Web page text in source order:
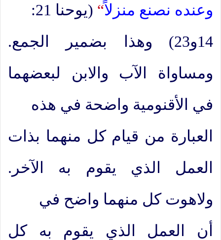
وعنده نصنع منزلاً“ (يوحنا 21:
14و23) وهذا بضمير الجمع.
ومساواة الآب والابن لبعضهما
في الأقنومية واضحة في هذه
العبارة من قيام كل منهما بذات
العمل الذي يقوم به الآخر.
ولاهوت كل منهما واضح في
أن العمل الذي يقوم به كل